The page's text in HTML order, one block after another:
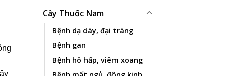
Cây Thuốc Nam
Bệnh dạ dày, đại tràng
Bệnh gan
Bệnh hô hấp, viêm xoang